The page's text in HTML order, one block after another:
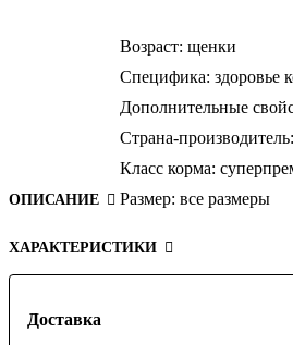
Доставка
ОПИСАНИЕ
Возраст: щенки
Специфика: здоровье
Дополнительные
Страна-производитель:
Класс корма:
Размер: все размеры
ХАРАКТЕРИСТИКИ